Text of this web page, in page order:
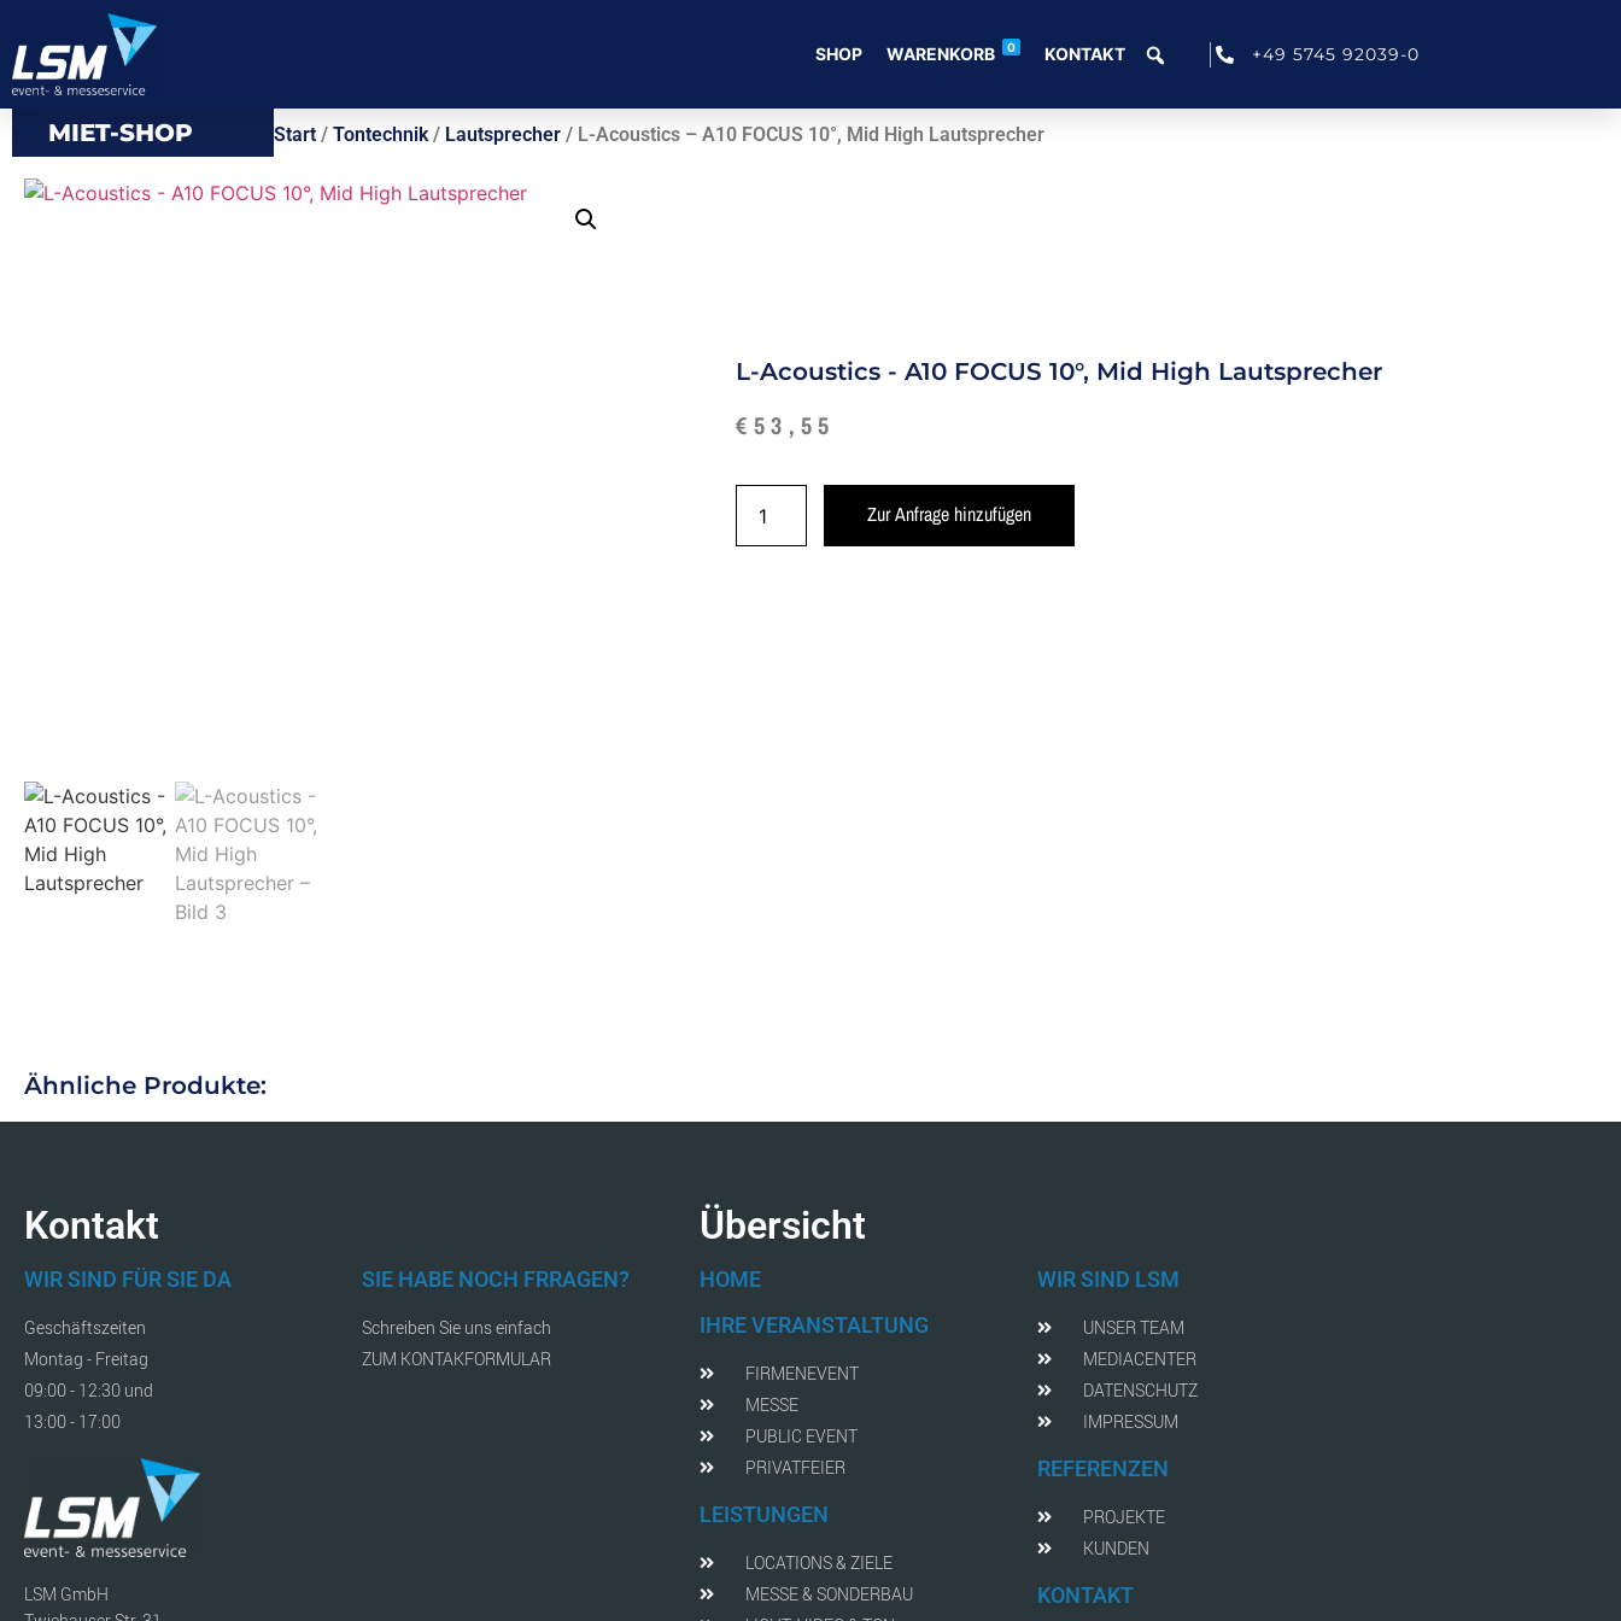
SHOP WARENKORB 0 KONTAKT +49 5745 92039-0
MIET-SHOP Start/ Tontechnik/ Lautsprecher/ L-Acoustics – A10 FOCUS 10°, Mid High Lautsprecher
L-Acoustics - A10 FOCUS 10°, Mid High Lautsprecher
€ 53,55
Zur Anfrage hinzufügen
Ähnliche Produkte:
Kontakt Übersicht
WIR SIND FÜR SIE DA
Geschäftszeiten
Montag - Freitag
09:00 - 12:30 und
13:00 - 17:00
LSM GmbH
SIE HABE NOCH FRRAGEN?
Schreiben Sie uns einfach
ZUM KONTAKFORMULAR
HOME
IHRE VERANSTALTUNG
FIRMENEVENT
MESSE
PUBLIC EVENT
PRIVATFEIER
LEISTUNGEN
LOCATIONS & ZIELE
MESSE & SONDERBAU
WIR SIND LSM
UNSER TEAM
MEDIACENTER
DATENSCHUTZ
IMPRESSUM
REFERENZEN
PROJEKTE
KUNDEN
KONTAKT